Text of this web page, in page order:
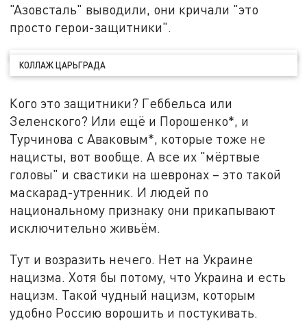
"Азовсталь" выводили, они кричали "это
просто герои-защитники".
КОЛЛАЖ ЦАРЬГРАДА
Кого это защитники? Геббельса или
Зеленского? Или ещё и Порошенко*, и
Турчинова с Аваковым*, которые тоже не
нацисты, вот вообще. А все их "мёртвые
головы" и свастики на шевронах – это такой
маскарад-утренник. И людей по
национальному признаку они прикапывают
исключительно живьём.
Тут и возразить нечего. Нет на Украине
нацизма. Хотя бы потому, что Украина и есть
нацизм. Такой чудный нацизм, которым
удобно Россию ворошить и постукивать.